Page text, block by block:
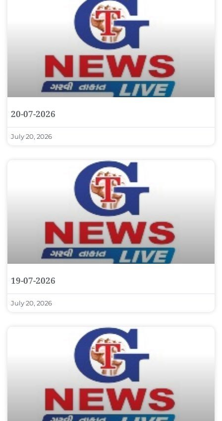
20-07-2026
July 20, 2026
19-07-2026
July 20, 2026